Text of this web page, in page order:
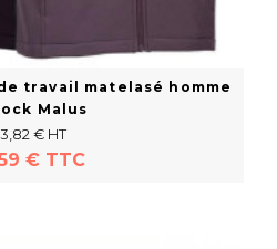
travail matelasé homme
Malus
€ HT
€ TTC